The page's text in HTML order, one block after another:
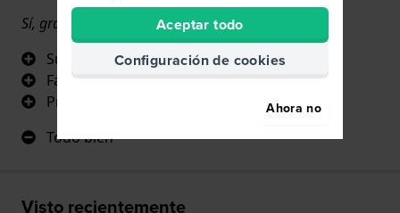
Sí, gran calidad
Sustitución perfecta
Fácil de montar
Precio decente
Todo bien
Visto recientemente
Aceptar todo
Configuración de cookies
Ahora no